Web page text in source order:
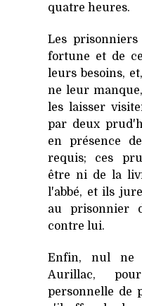
quatre heures.
Les
fortune et de
leurs besoins,
ne leur
les laisser
par deux
en présence
requis; ces
être ni de la
l'abbé, et ils
au prisonnier
contre lui.
Enfin, nul ne
Aurillac,
personnelle de